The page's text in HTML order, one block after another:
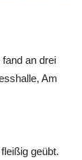
an drei
Am
geübt.